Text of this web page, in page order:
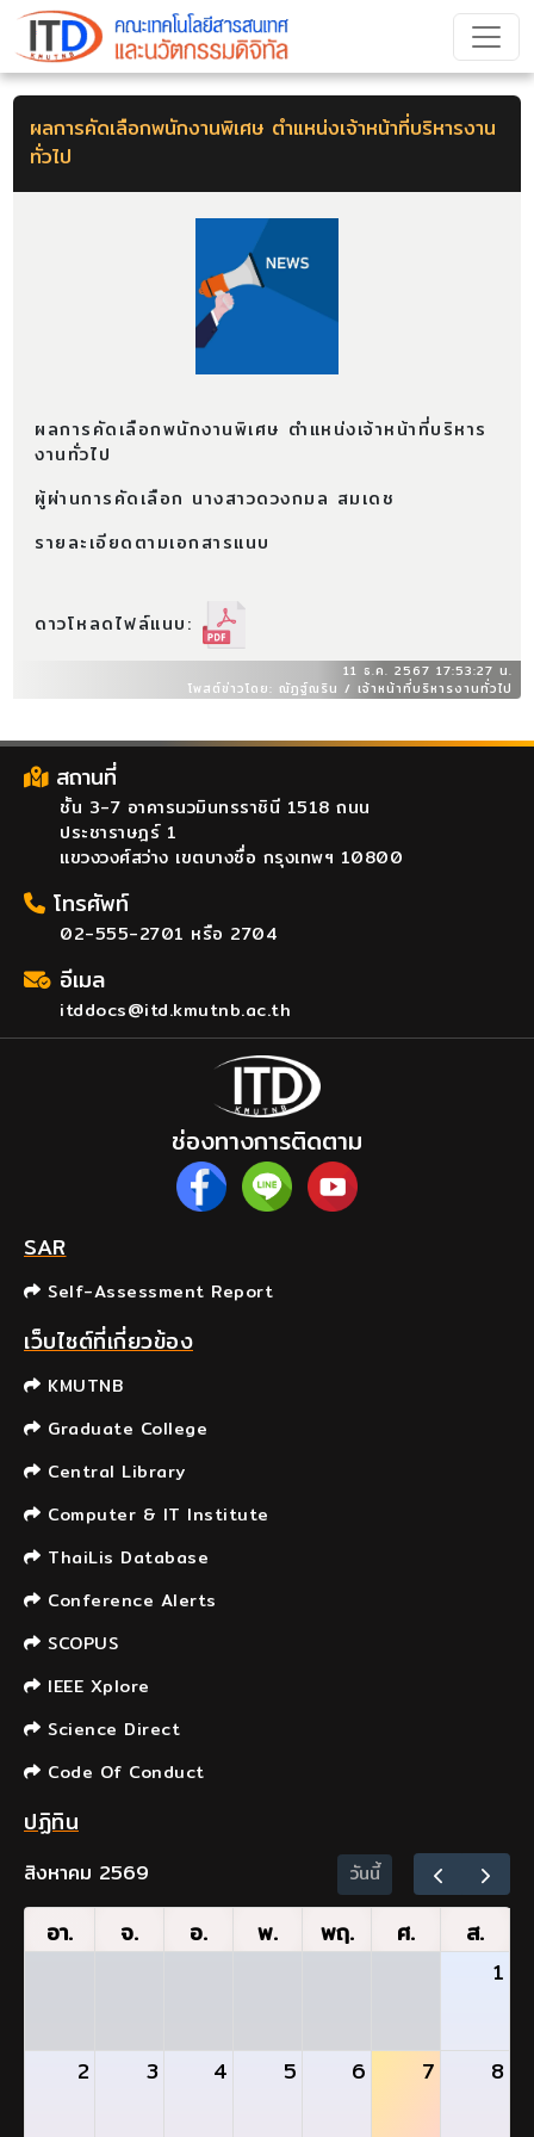
ผลการคัดเลือกพนักงานพิเศษ ตำแหน่งเจ้าหน้าที่บริหารงาน
ทั่วไป
ผลการคัดเลือกพนักงานพิเศษ ตำแหน่งเจ้าหน้าที่บริหาร
งานทั่วไป
ผู้ผ่านการคัดเลือก นางสาวดวงกมล สมเดช
รายละเอียดตามเอกสารแนบ
ดาวโหลดไฟล์แนบ:
11 ธ.ค. 2567 17:53:27 น.
โพสต์ข่าวโดย: ณัฏฐ์ณริน / เจ้าหน้าที่บริหารงานทั่วไป
สถานที่
ชั้น 3-7 อาคารนวมินทรราชินี 1518 ถนน
ประชาราษฎร์ 1
แขวงวงศ์สว่าง เขตบางซื่อ กรุงเทพฯ 10800
โทรศัพท์
02-555-2701 หรือ 2704
อีเมล
itddocs@itd.kmutnb.ac.th
ช่องทางการติดตาม
SAR
Self-Assessment Report
เว็บไซต์ที่เกี่ยวข้อง
KMUTNB
Graduate College
Central Library
Computer & IT Institute
ThaiLis Database
Conference Alerts
SCOPUS
IEEE Xplore
Science Direct
Code Of Conduct
ปฏิทิน
สิงหาคม 2569 วันนี้
อา. จ. อ. พ. พฤ. ศ. ส.
1
2 3 4 5 6 7 8